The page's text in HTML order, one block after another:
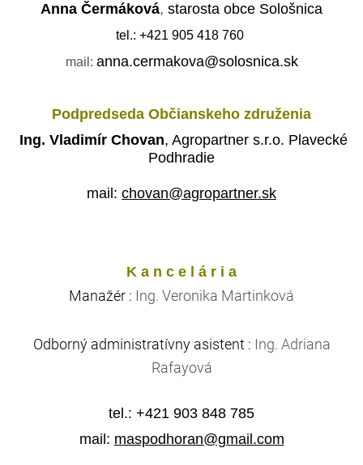
Anna Čermáková, starosta obce Sološnica
tel.: +421 905 418 760
mail: anna.cermakova@solosnica.sk
Podpredseda Občianskeho združenia
Ing. Vladimír Chovan, Agropartner s.r.o. Plavecké
Podhradie
mail: chovan@agropartner.sk
K a n c e l á r i a
Manažér : Ing. Veronika Martinková
Odborný administratívny asistent : Ing. Adriana
Rafayová
tel.: +421 903 848 785
mail: maspodhoran@gmail.com